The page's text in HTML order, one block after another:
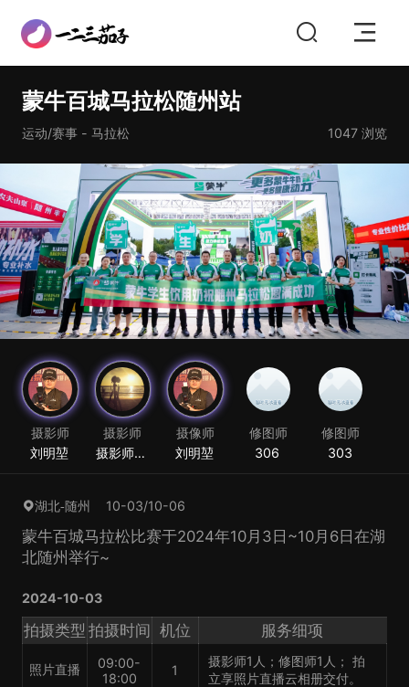
蒙牛百城马拉松随州站
运动/赛事 - 马拉松 1047 浏览
摄影师
刘明堃
摄影师
摄影师阿
摄像师
刘明堃
修图师
306
修图师
303
湖北-随州 10-03/10-06
蒙牛百城马拉松比赛于2024年10月3日~10月6日在湖
北随州举行~
2024-10-03
拍摄类型 拍摄时间 机位 服务细项
照片直播
09:00-
18:00
1
摄影师1人；修图师1人； 拍
立享照片直播云相册交付。